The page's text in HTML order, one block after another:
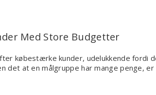
Med Store Budgetter
købestærke kunder, udelukkende fordi
det at en målgruppe har mange penge,